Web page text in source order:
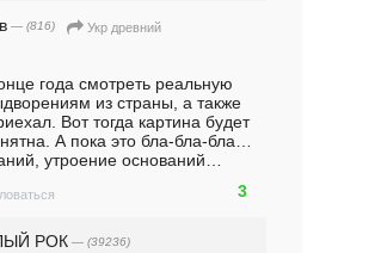
— (816)
Укр древний
года смотреть реальную
из страны, а также
Вот тогда картина будет
А пока это бла-бла-бла…
утроение оснований…
3
РОК — (39236)